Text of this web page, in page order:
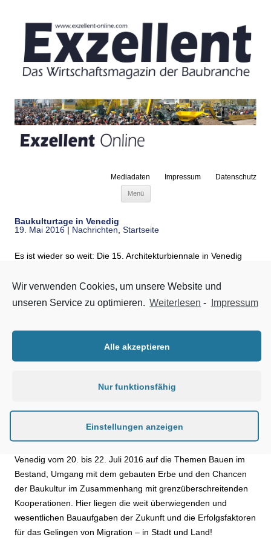
Mediadaten Impressum Datenschutz
Menü
Baukulturtage in Venedig
19. Mai 2016 | Nachrichten Startseite
Es ist wieder so weit: Die 15. Architekturbiennale in Venedig
werden Fachpublikum und Interessierte nach Venedig pilgern,
um die Biennale und die Ausstellungsorte in der Stadt
Front“ verstehen sicher viele Aussteller etwas anderes. Klar ist
aber, dass sich einige Beiträge und auch der Deutsche Pavillon
Flüchtlingsströmen sowie, noch ungleich größer, der Flucht in
Die Bundesstiftung Baukultur will diesen Schwerpunkt
erweitern und fokussiert sich während ihrer Baukulturtage in
Venedig vom 20. bis 22. Juli 2016 auf die Themen Bauen im
Bestand, Umgang mit dem gebauten Erbe und den Chancen
der Baukultur im Zusammenhang mit grenzüberschreitenden
Kooperationen. Hier liegen die weit überwiegenden und
wesentlichen Bauaufgaben der Zukunft und die Erfolgsfaktoren
für das Gelingen von Migration – in Stadt und Land!
Wir verwenden Cookies, um unsere Website und
unseren Service zu optimieren. Weiterlesen - Impressum
Alle akzeptieren
Nur funktionsfähig
Einstellungen anzeigen